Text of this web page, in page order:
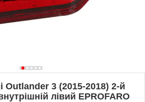
Outlander 3 (2015-2018) 2-й
лівий EPROFARO